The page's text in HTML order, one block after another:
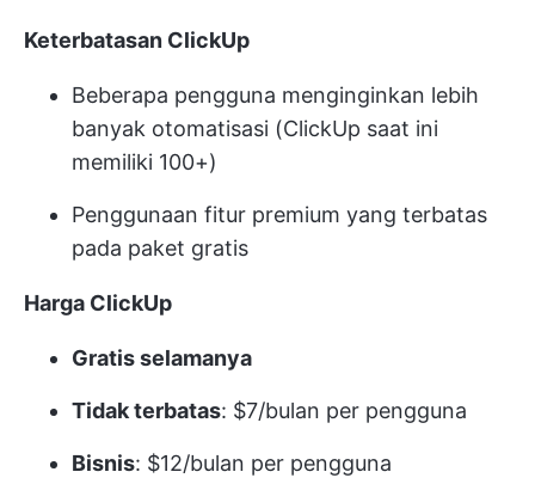
Keterbatasan ClickUp
Beberapa pengguna menginginkan lebih
banyak otomatisasi (ClickUp saat ini
memiliki 100+)
Penggunaan fitur premium yang terbatas
pada paket gratis
Harga ClickUp
Gratis selamanya
Tidak terbatas: $7/bulan per pengguna
Bisnis: $12/bulan per pengguna